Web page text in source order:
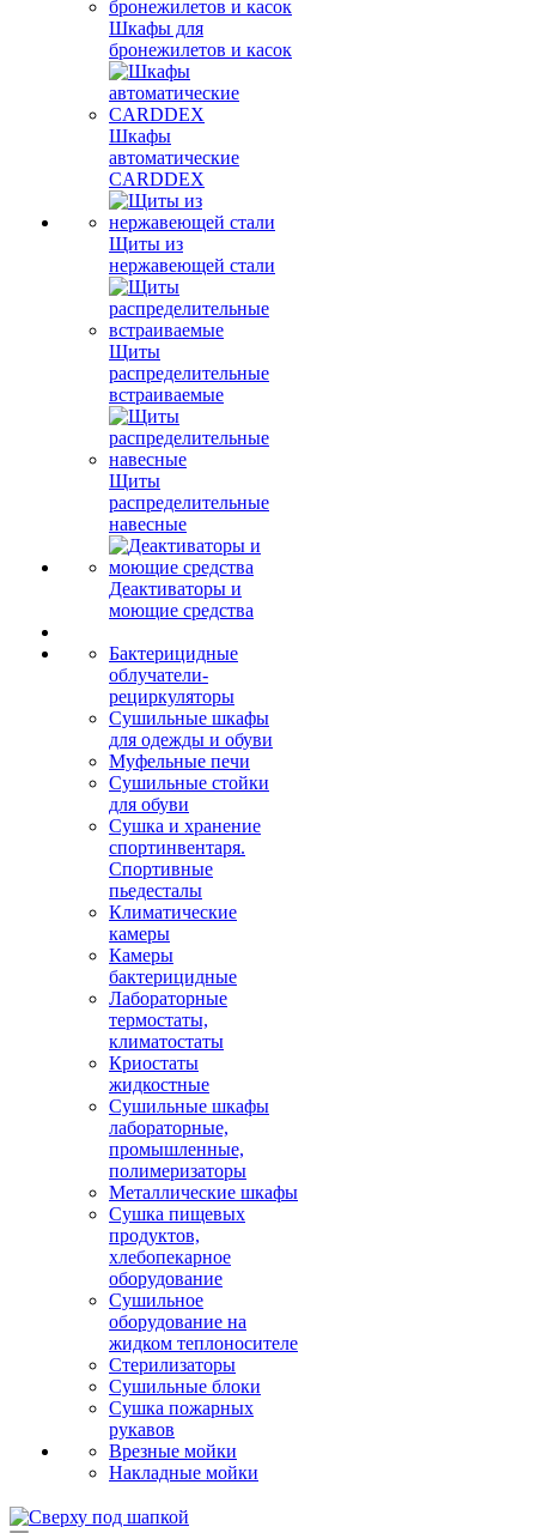
Шкафы для
бронежилетов и касок
Шкафы
автоматические
CARDDEX
Щиты из
нержавеющей стали
Щиты
распределительные
встраиваемые
Щиты
распределительные
навесные
Деактиваторы и
моющие средства
Бактерицидные
облучатели-
рециркуляторы
Сушильные шкафы
для одежды и обуви
Муфельные печи
Сушильные стойки
для обуви
Сушка и хранение
спортинвентаря.
Спортивные
пьедесталы
Климатические
камеры
Камеры
бактерицидные
Лабораторные
термостаты,
климатостаты
Криостаты
жидкостные
Сушильные шкафы
лабораторные,
промышленные,
полимеризаторы
Металлические шкафы
Сушка пищевых
продуктов,
хлебопекарное
оборудование
Сушильное
оборудование на
жидком теплоносителе
Стерилизаторы
Сушильные блоки
Сушка пожарных
рукавов
Врезные мойки
Накладные мойки